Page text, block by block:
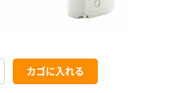
カゴに入れる
スタンダード
￥126~